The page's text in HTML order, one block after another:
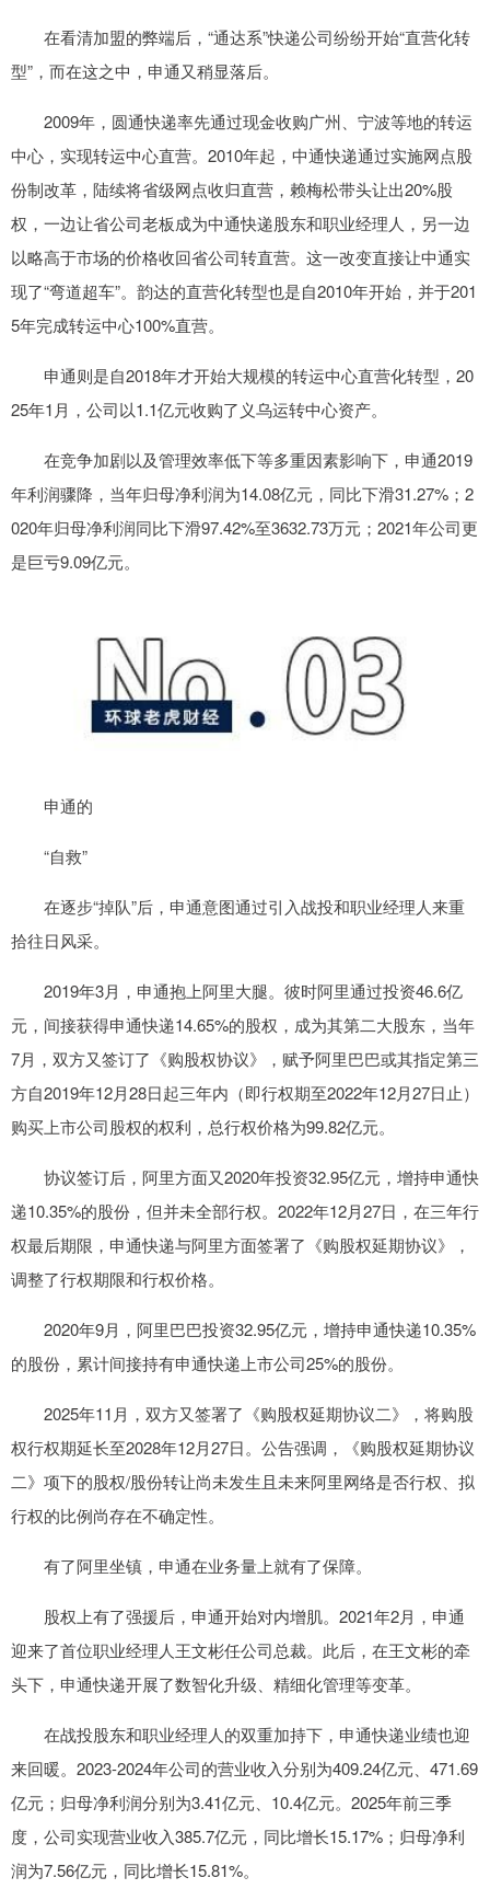
在看清加盟的弊端后，“通达系”快递公司纷纷开始“直营化转
型”，而在这之中，申通又稍显落后。
2009年，圆通快递率先通过现金收购广州、宁波等地的转运
中心，实现转运中心直营。2010年起，中通快递通过实施网点股
份制改革，陆续将省级网点收归直营，赖梅松带头让出20%股
权，一边让省公司老板成为中通快递股东和职业经理人，另一边
以略高于市场的价格收回省公司转直营。这一改变直接让中通实
现了“弯道超车”。韵达的直营化转型也是自2010年开始，并于201
5年完成转运中心100%直营。
申通则是自2018年才开始大规模的转运中心直营化转型，20
25年1月，公司以1.1亿元收购了义乌运转中心资产。
在竞争加剧以及管理效率低下等多重因素影响下，申通2019
年利润骤降，当年归母净利润为14.08亿元，同比下滑31.27%；2
020年归母净利润同比下滑97.42%至3632.73万元；2021年公司更
是巨亏9.09亿元。
申通的
“自救”
在逐步“掉队”后，申通意图通过引入战投和职业经理人来重
拾往日风采。
2019年3月，申通抱上阿里大腿。彼时阿里通过投资46.6亿
元，间接获得申通快递14.65%的股权，成为其第二大股东，当年
7月，双方又签订了《购股权协议》，赋予阿里巴巴或其指定第三
方自2019年12月28日起三年内（即行权期至2022年12月27日止）
购买上市公司股权的权利，总行权价格为99.82亿元。
协议签订后，阿里方面又2020年投资32.95亿元，增持申通快
递10.35%的股份，但并未全部行权。2022年12月27日，在三年行
权最后期限，申通快递与阿里方面签署了《购股权延期协议》，
调整了行权期限和行权价格。
2020年9月，阿里巴巴投资32.95亿元，增持申通快递10.35%
的股份，累计间接持有申通快递上市公司25%的股份。
2025年11月，双方又签署了《购股权延期协议二》，将购股
权行权期延长至2028年12月27日。公告强调，《购股权延期协议
二》项下的股权/股份转让尚未发生且未来阿里网络是否行权、拟
行权的比例尚存在不确定性。
有了阿里坐镇，申通在业务量上就有了保障。
股权上有了强援后，申通开始对内增肌。2021年2月，申通
迎来了首位职业经理人王文彬任公司总裁。此后，在王文彬的牵
头下，申通快递开展了数智化升级、精细化管理等变革。
在战投股东和职业经理人的双重加持下，申通快递业绩也迎
来回暖。2023-2024年公司的营业收入分别为409.24亿元、471.69
亿元；归母净利润分别为3.41亿元、10.4亿元。2025年前三季
度，公司实现营业收入385.7亿元，同比增长15.17%；归母净利
润为7.56亿元，同比增长15.81%。